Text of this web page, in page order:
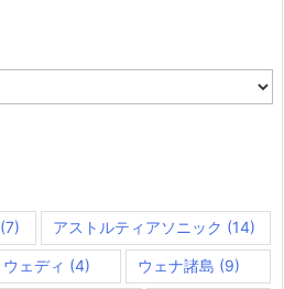
(7) アストルティアソニック (14)
ウェディ (4) ウェナ諸島 (9)